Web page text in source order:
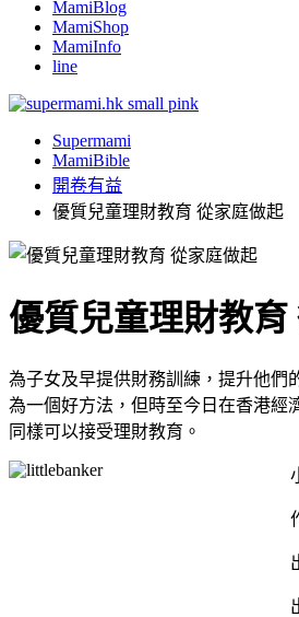
MamiBlog
MamiShop
MamiInfo
line
Supermami
MamiBible
開卷有益
優質兒童理財教育 從家庭做起
優質兒童理財教
為子女及早提供財務訓練，提升他們
為一個好方法，但時至今日在香港經
同樣可以接受理財教育。